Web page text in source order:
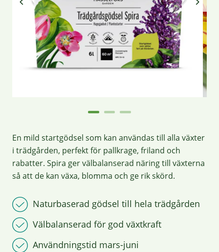
En mild startgödsel som kan användas till alla växter
i trädgården, perfekt för pallkrage, friland och
rabatter. Spira ger välbalanserad näring till växterna
så att de kan växa, blomma och ge rik skörd.
Naturbaserad gödsel till hela trädgården
Välbalanserad för god växtkraft
Användningstid mars-juni